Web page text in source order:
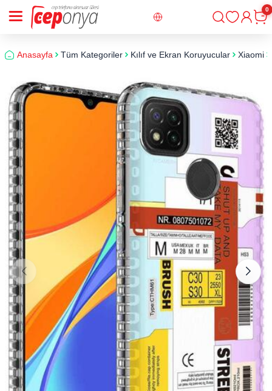
Giriş
0
Anasayfa Tüm Kategoriler Kılıf ve Ekran Koruyucular Xiaomi